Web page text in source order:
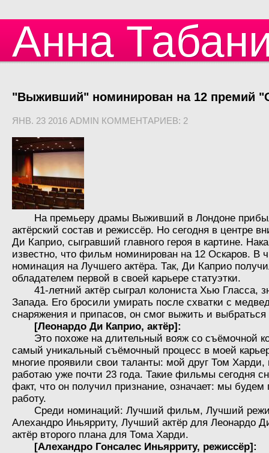
Анна
"Выживший" номинирован на 12 премий
ЯНВ. 23 2016 ADMIN КОММЕНТАРИЕВ: 2
На премьеру драмы Выживший в Лондоне
актёрский состав и режиссёр. Но сегодня в центре
Ди Каприо, сыгравший главного героя в картине.
известно, что фильм номинирован на 12 Оскаров. В
номинация на Лучшего актёра. Так, Ди Каприо
обладателем первой в своей карьере статуэтки.
41-летний актёр сыграл колониста Хью Гласса,
Запада. Его бросили умирать после схватки с
снаряжения и припасов, он смог выжить и выбраться
[Леонардо Ди Каприо, актёр]:
Это похоже на длительный вояж со съёмочной
самый уникальный съёмочный процесс в моей
многие проявили свои таланты: мой друг Том
работаю уже почти 23 года. Такие фильмы сегодня
факт, что он получил признание, означает: мы будем
работу.
Среди номинаций: Лучший фильм, Лучший
Алехандро Иньярриту, Лучший актёр для Леонардо
актёр второго плана для Тома Харди.
[Алехандро Гонсалес Иньярриту, режиссёр]: